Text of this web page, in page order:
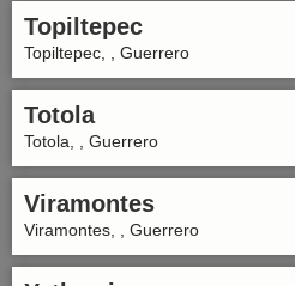
Topiltepec
Topiltepec, , Guerrero
Totola
Totola, , Guerrero
Viramontes
Viramontes, , Guerrero